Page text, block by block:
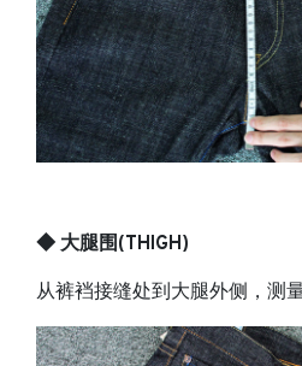
◆ 大腿围(THIGH)
从裤裆接缝处到大腿外侧，测